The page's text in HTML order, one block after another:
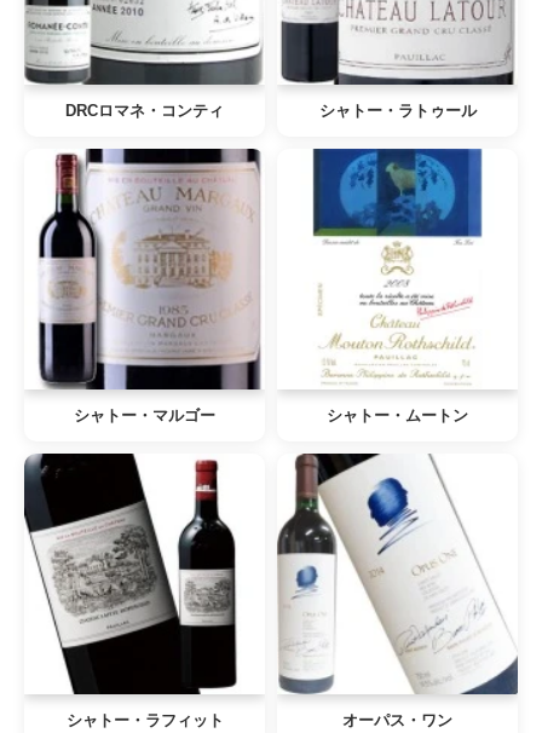
DRCロマネ・コンティ シャトー・ラトゥール
シャトー・マルゴー シャトー・ムートン
シャトー・ラフィット オーパス・ワン